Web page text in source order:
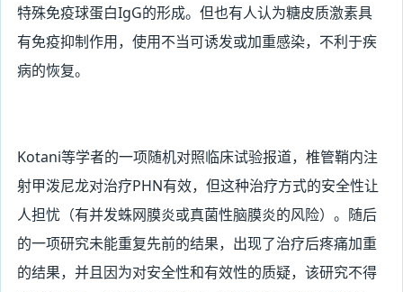
特殊免疫球蛋白IgG的形成。但也有人认为糖皮质激素具
有免疫抑制作用，使用不当可诱发或加重感染，不利于疾
病的恢复。
Kotani等学者的一项随机对照临床试验报道，椎管鞘内注
射甲泼尼龙对治疗PHN有效，但这种治疗方式的安全性让
人担忧（有并发蛛网膜炎或真菌性脑膜炎的风险）。随后
的一项研究未能重复先前的结果，出现了治疗后疼痛加重
的结果，并且因为对安全性和有效性的质疑，该研究不得